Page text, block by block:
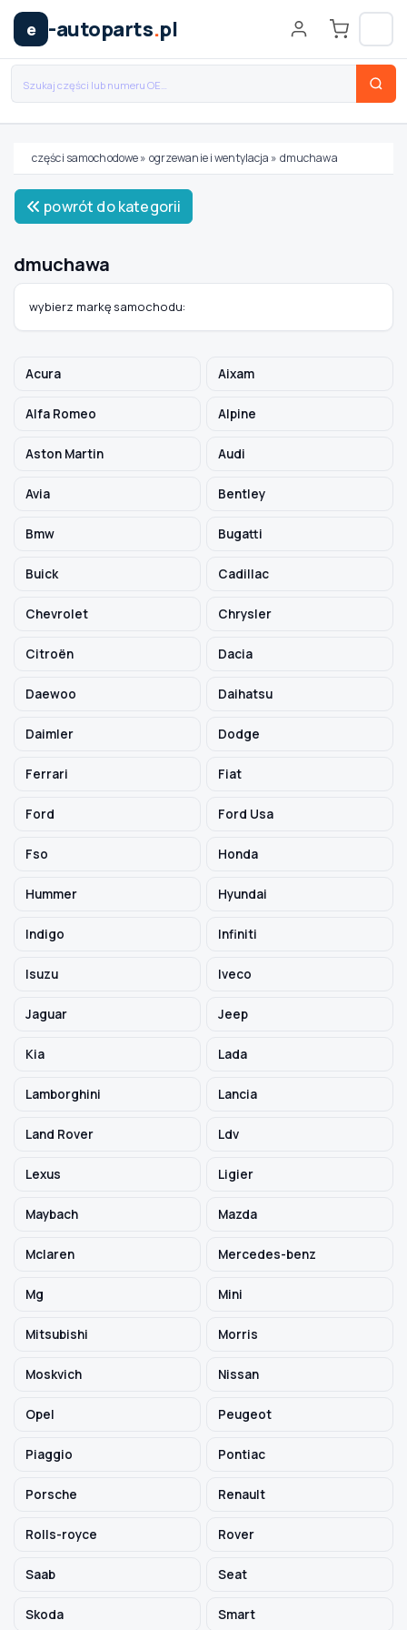
e -autoparts.pl
Wybierz swój pojazd
MODEL
TYP / SILNIK
części samochodowe» ogrzewanie i wentylacja » dmuchawa
powrót do kategorii
dmuchawa
wybierz markę samochodu:
Acura Aixam
Alfa Romeo Alpine
Aston Martin Audi
Avia Bentley
Bmw Bugatti
Buick Cadillac
Chevrolet Chrysler
Citroën Dacia
Daewoo Daihatsu
Daimler Dodge
Ferrari Fiat
Ford Ford Usa
Fso Honda
Hummer Hyundai
Indigo Infiniti
Isuzu Iveco
Jaguar Jeep
Kia Lada
Lamborghini Lancia
Land Rover Ldv
Lexus Ligier
Maybach Mazda
Mclaren Mercedes-benz
Mg Mini
Mitsubishi Morris
Moskvich Nissan
Opel Peugeot
Piaggio Pontiac
Porsche Renault
Rolls-royce Rover
Saab Seat
Skoda Smart